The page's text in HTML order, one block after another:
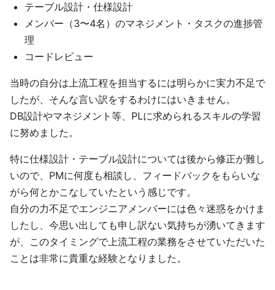
テーブル設計・仕様設計
メンバー（3〜4名）のマネジメント・タスクの進捗管
理
コードレビュー
当時の自分は上流工程を担当するには明らかに実力不足で
したが、そんな言い訳をするわけにはいきません。
DB設計やマネジメント等、PLに求められるスキルの学習
に努めました。
特に仕様設計・テーブル設計については後から修正が難し
いので、PMに何度も相談し、フィードバックをもらいな
がら何とかこなしていたという感じです。
自分の力不足でエンジニアメンバーには色々迷惑をかけま
したし、今思い出しても申し訳ない気持ちが湧いてきます
が、このタイミングで上流工程の業務をさせていただいた
ことは非常に貴重な経験となりました。